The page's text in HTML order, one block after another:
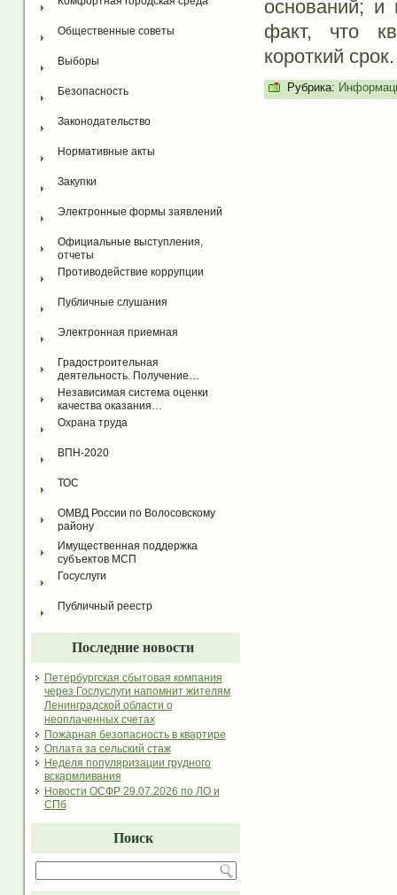
Общественные советы
Выборы
Безопасность
Законодательство
Нормативные акты
Закупки
Электронные формы заявлений
Официальные выступления,
отчеты
Противодействие коррупции
Публичные слушания
Электронная приемная
Градостроительная
деятельность. Получение…
Независимая система оценки
качества оказания…
Охрана труда
ВПН-2020
ТОС
ОМВД России по Волосовскому
району
Имущественная поддержка
субъектов МСП
Госуслуги
Публичный реестр
Последние новости
Петербургская сбытовая компания
через Гослуслуги напомнит жителям
Ленинградской области о
неоплаченных счетах
Пожарная безопасность в квартире
Оплата за сельский стаж
Неделя популяризации грудного
вскармливания
Новости ОСФР 29.07.2026 по ЛО и
СПб
Поиск
оснований; и
факт, что
короткий срок.
Рубрика: